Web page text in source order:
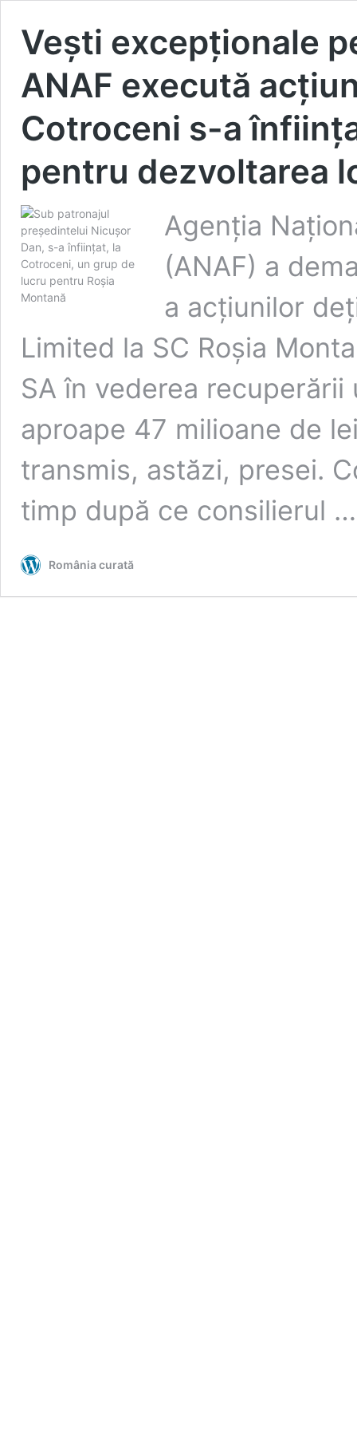
Vești excepționale
ANAF execută
Cotroceni s-a
pentru dezvoltarea
Agenția
(ANAF) a
a acțiunilor
Limited la SC Roșia
SA în vederea
aproape 47 milioane de
transmis, astăzi, presei.
timp după ce consilierul
România curată